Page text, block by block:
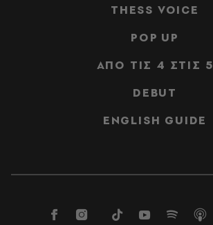
THESS VOICE
POP UP
ΑΠΟ ΤΙΣ 4 ΣΤΙΣ 5
DEBUT
ENGLISH GUIDE